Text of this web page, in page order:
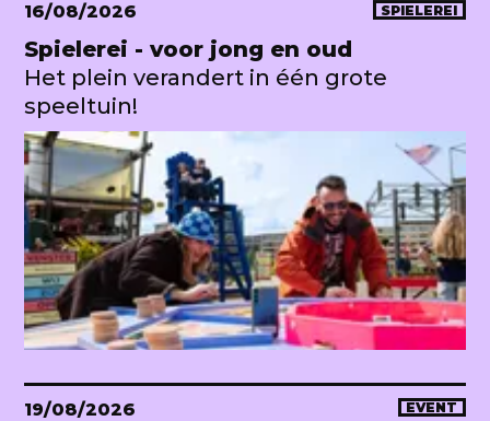
16/08/2026 SPIELEREI
Spielerei - voor jong en oud
Het plein verandert in één grote
speeltuin!
19/08/2026 EVENT